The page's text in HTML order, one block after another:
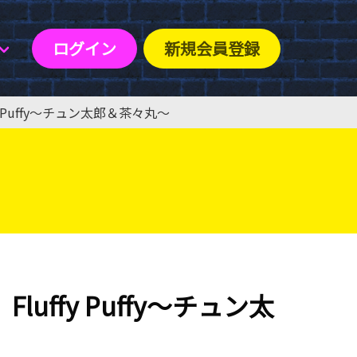
ログイン 新規会員登録
〜チュン太郎＆茶々丸〜
Fluffy Puffy〜チュン太